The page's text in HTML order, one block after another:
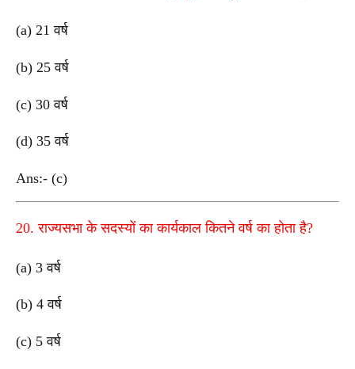
(a) 21 वर्ष
(b) 25 वर्ष
(c) 30 वर्ष
(d) 35 वर्ष
Ans:- (c)
20. राज्यसभा के सदस्यों का कार्यकाल कितने वर्ष का होता है?
(a) 3 वर्ष
(b) 4 वर्ष
(c) 5 वर्ष